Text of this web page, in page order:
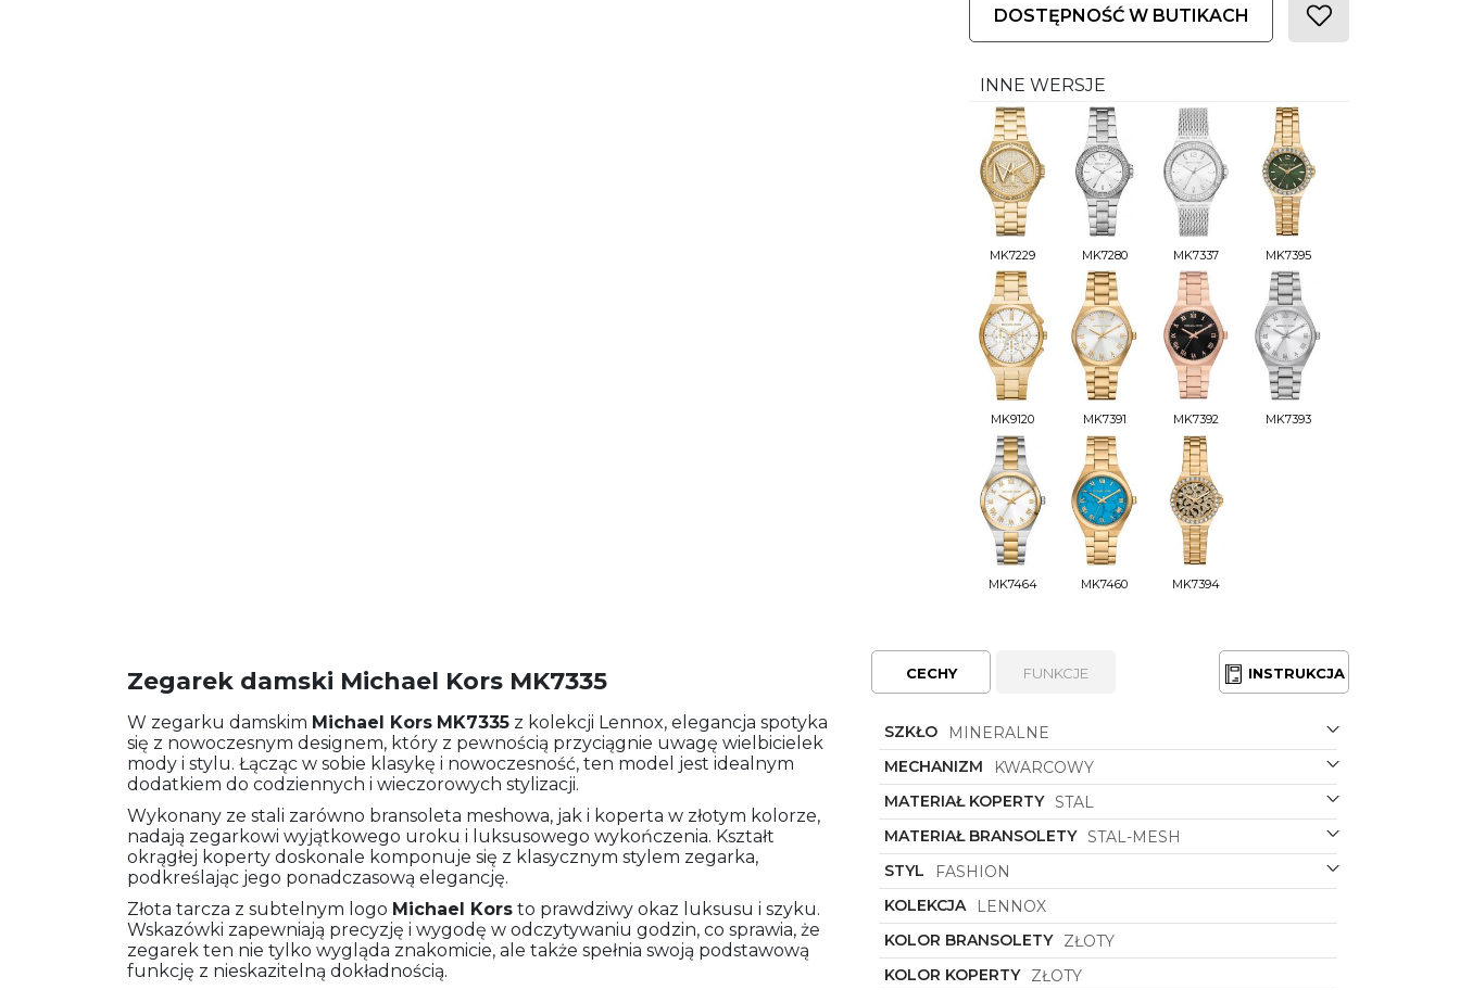
DOSTĘPNOŚĆ W BUTIKACH
INNE WERSJE
MK7229 MK7280 MK7337 MK7395
MK9120 MK7391 MK7392 MK7393
MK7464 MK7460 MK7394
Zegarek damski Michael Kors MK7335
W zegarku damskim Michael Kors MK7335 z kolekcji Lennox, elegancja spotyka
się z nowoczesnym designem, który z pewnością przyciągnie uwagę wielbicielek
mody i stylu. Łącząc w sobie klasykę i nowoczesność, ten model jest idealnym
dodatkiem do codziennych i wieczorowych stylizacji.
Wykonany ze stali zarówno bransoleta meshowa, jak i koperta w złotym kolorze,
nadają zegarkowi wyjątkowego uroku i luksusowego wykończenia. Kształt
okrągłej koperty doskonale komponuje się z klasycznym stylem zegarka,
podkreślając jego ponadczasową elegancję.
Złota tarcza z subtelnym logo Michael Kors to prawdziwy okaz luksusu i szyku.
Wskazówki zapewniają precyzję i wygodę w odczytywaniu godzin, co sprawia, że
zegarek ten nie tylko wygląda znakomicie, ale także spełnia swoją podstawową
funkcję z nieskazitelną dokładnością.
CECHY FUNKCJE INSTRUKCJA
SZKŁO
MINERALNE
MECHANIZM
KWARCOWY
MATERIAŁ KOPERTY STAL
MATERIAŁ BRANSOLETY STAL-MESH
STYL
FASHION
KOLEKCJA
LENNOX
KOLOR BRANSOLETY
ZŁOTY
KOLOR KOPERTY
ZŁOTY